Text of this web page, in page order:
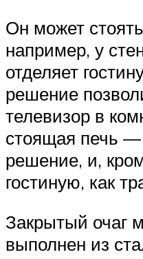
Он может
например, у
отделяет
решение
телевизор в
стоящая печь —
решение, и,
гостиную, как
Закрытый очаг
выполнен из